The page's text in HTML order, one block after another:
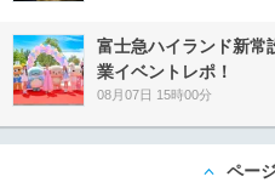
富士急ハイランド新常
業イベントレポ！
08月07日 15時00分
ペー